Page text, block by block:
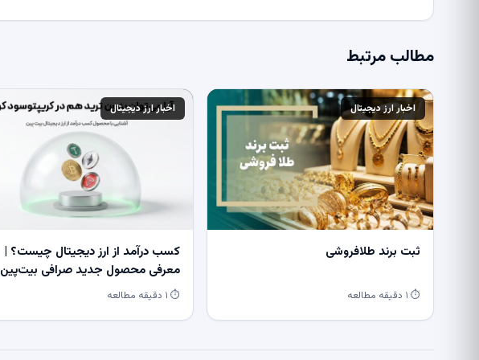
مطالب مرتبط
اخبار ارز دیجیتال
ثبت برند طلافروشی
⏱ ۱ دقیقه مطالعه
اخبار ارز دیجیتال
کسب درآمد از ارز دیجیتال چیست؟ |
معرفی محصول جدید صرافی بیت‌پین
⏱ ۱ دقیقه مطالعه